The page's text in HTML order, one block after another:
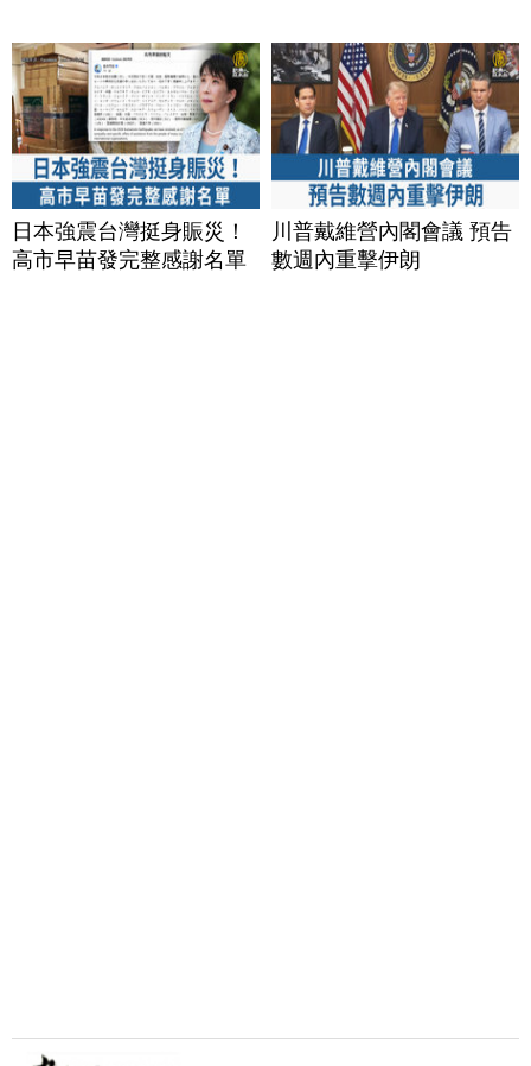
日本強震台灣挺身賑災！
高市早苗發完整感謝名單
川普戴維營內閣會議 預告
數週內重擊伊朗